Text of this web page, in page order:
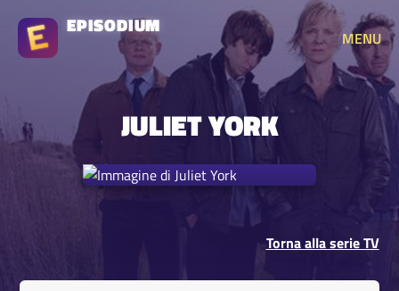
EPISODIUM
MENU
JULIET YORK
Torna alla serie TV